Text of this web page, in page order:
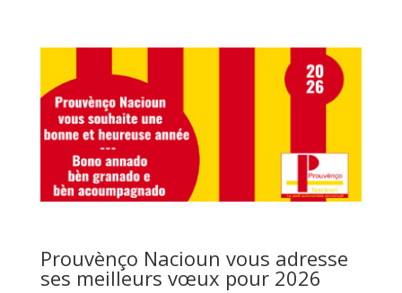
Prouvènço Nacioun vous adresse
ses meilleurs vœux pour 2026